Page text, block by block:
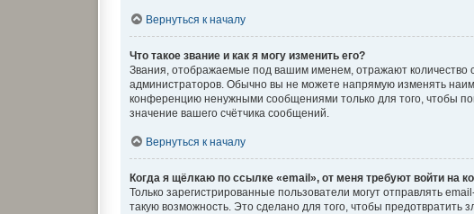
Вернуться к началу
Что такое звание и как я могу изменить его?
Звания, отображаемые под вашим именем, отражают
администраторов. Обычно вы не можете напрямую изменять
конференцию ненужными сообщениями только для того, чтобы
значение вашего счётчика сообщений.
Вернуться к началу
Когда я щёлкаю по ссылке «email», от меня требуют войти на
Только зарегистрированные пользователи могут отправлять
такую возможность. Это сделано для того, чтобы